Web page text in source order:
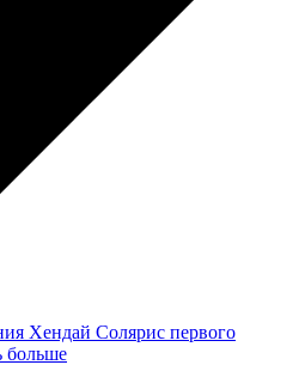
Хендай Солярис первого
больше